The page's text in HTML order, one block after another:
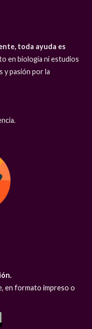
toda ayuda es
en biología ni estudios
y pasión por la
en formato impreso o